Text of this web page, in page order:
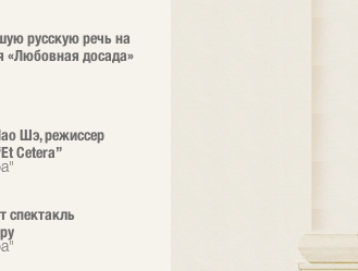
русскую речь на
«Любовная досада»
Шэ, режиссер
Cetera”
спектакль